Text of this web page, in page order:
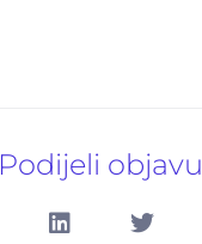
Podijeli objavu